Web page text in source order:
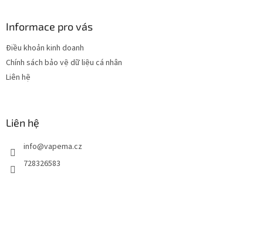
n
Informace pro vás
Điều khoản kinh doanh
Chính sách bảo vệ dữ liệu cá nhân
Liên hệ
Liên hệ
info@vapema.cz
728326583